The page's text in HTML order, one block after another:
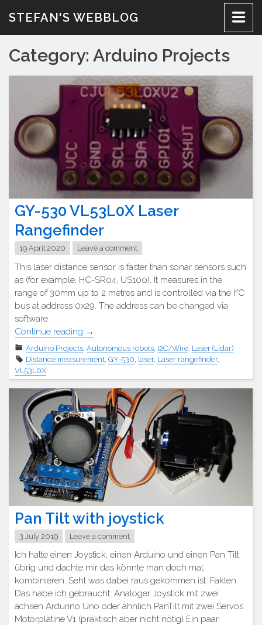
STEFAN'S WEBBLOG
Category: Arduino Projects
GY-530 VL53L0X Laser
Rangefinder
19 April 2020 Leave a comment
This laser distance sensor is faster than sonar sensors such
as (for example, HC-SR04, US100). It measures in the
range of 30mm up to 2 metres and is controlled via the I²C
bus at address 0x29. The address can be changed via
software.
Continue reading "GY-
530
VL53L0X
Entfernungsmesser"
→
Arduino Projects, Autonomous robots, I2C/Wire, Laser (Lidar)
Distance measurement, GY-530, laser, Laser rangefinder,
VL53L0X
Pan Tilt with joystick
3 July 2019 Leave a comment
Ich hatte einen Joystick, einen Arduino und einen Pan Tilt
übrig und dachte mir das könnte man doch mal
kombinieren. Seht was dabei raus gekommen ist. Fakten
Das habe ich gebraucht: Analoger Joystick mit zwei
achsen Ardurino Uno oder ähnlich PanTilt mit zwei Servos
Motorplatine V1 (praktisch aber nicht nötig) Ein paar